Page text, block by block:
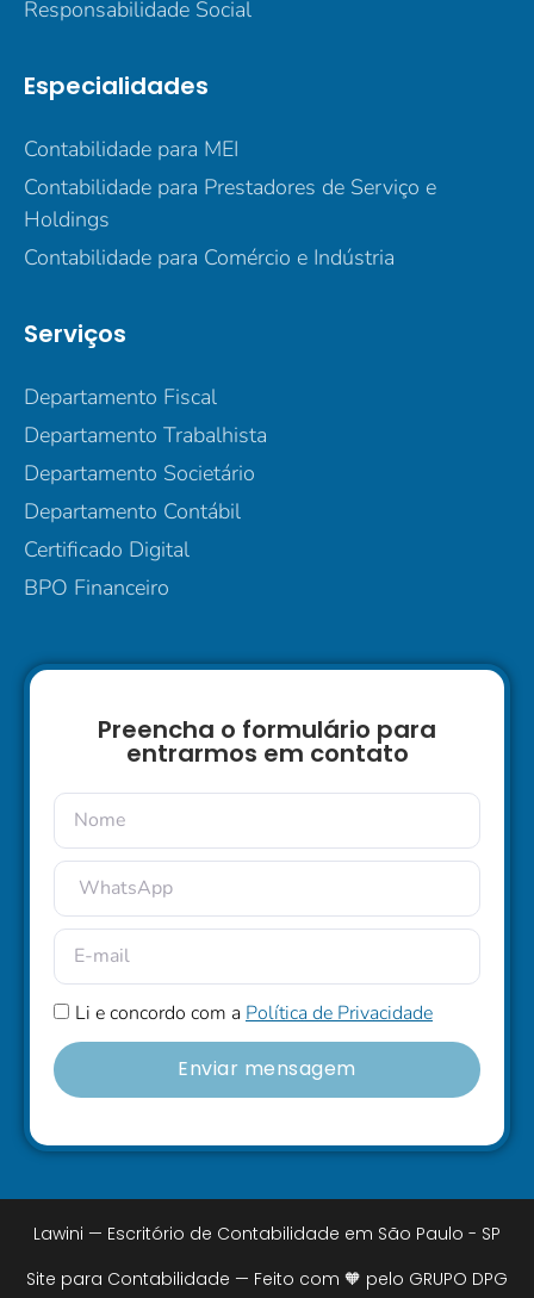
Responsabilidade Social
Especialidades
Contabilidade para MEI
Contabilidade para Prestadores de Serviço e
Holdings
Contabilidade para Comércio e Indústria
Serviços
Departamento Fiscal
Departamento Trabalhista
Departamento Societário
Departamento Contábil
Certificado Digital
BPO Financeiro
Preencha o formulário para
entrarmos em contato
Li e concordo com a Política de Privacidade
Enviar mensagem
Lawini — Escritório de Contabilidade em São Paulo - SP
Site para Contabilidade — Feito com 🧡 pelo GRUPO DPG